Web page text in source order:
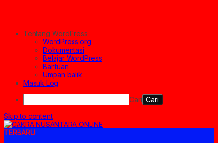
Tentang WordPress
WordPress.org
Dokumentasi
Belajar WordPress
Bantuan
Umpan balik
Masuk Log
Cari
Skip to content
TERBARU